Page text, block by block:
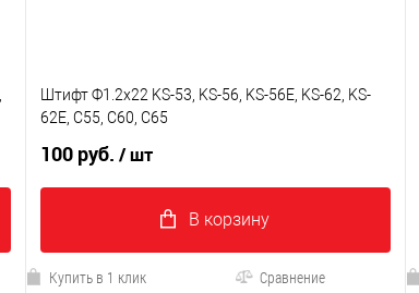
Штифт Ф1.2х22 KS-53, KS-56, KS-56E, KS-62, KS-
62E, C55, C60, C65
100 руб./ шт
В корзину
Купить в 1 клик Сравнение